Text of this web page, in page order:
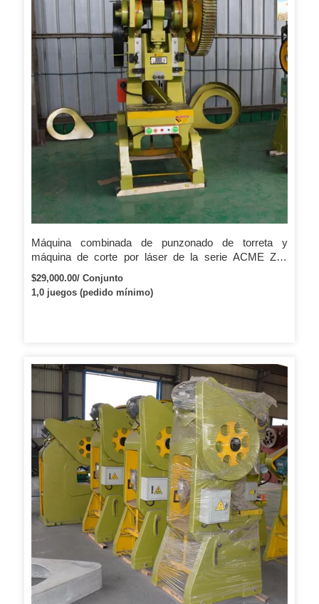
Máquina combinada de punzonado de torreta y
máquina de corte por láser de la serie ACME Zhi-
huang a la venta
$29,000.00/ Conjunto
1,0 juegos (pedido mínimo)